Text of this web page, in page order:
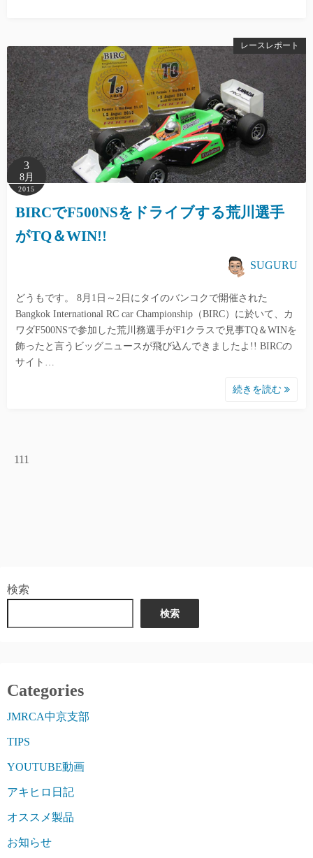
レースレポート
3
8月
2015
BIRCでF500NSをドライブする荒川選手
がTQ＆WIN!!
SUGURU
どうもです。 8月1日～2日にタイのバンコクで開催された
Bangkok International RC car Championship（BIRC）に於いて、カ
ワダF500NSで参加した荒川務選手がF1クラスで見事TQ＆WINを
飾ったと言うビッグニュースが飛び込んできましたよ!! BIRCの
サイト…
続きを読む
111
検索
検索
Categories
JMRCA中京支部
TIPS
YOUTUBE動画
アキヒロ日記
オススメ製品
お知らせ